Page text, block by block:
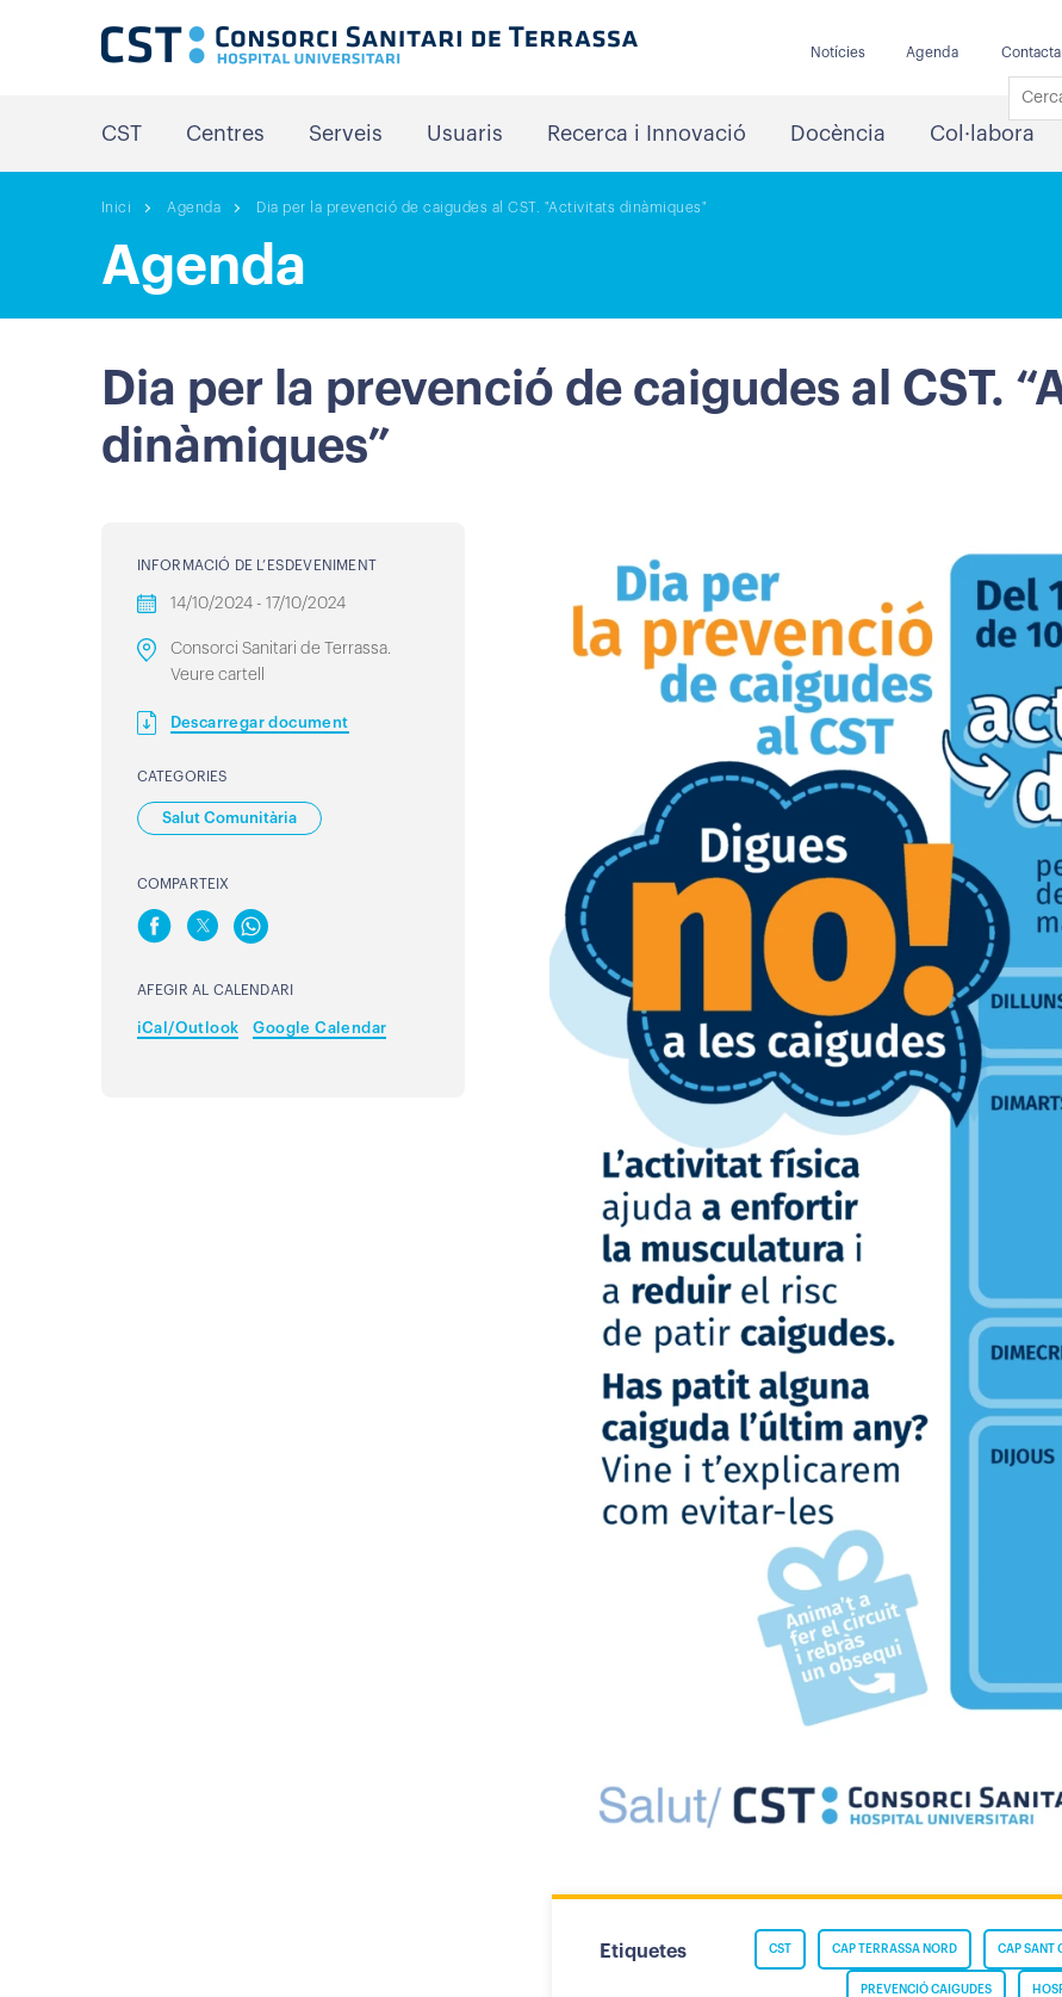
Notícies Agenda
CST Centres Serveis Usuaris Recerca i Innovació Docència Col·labora
Inici Agenda Dia per la prevenció de caigudes al CST. "Activitats dinàmiques"
Agenda
Dia per la prevenció de caigudes al CST.
dinàmiques”
INFORMACIÓ DE L’ESDEVENIMENT
14/10/2024 - 17/10/2024
Consorci Sanitari de Terrassa.
Veure cartell
Descarregar document
CATEGORIES
Salut Comunitària
COMPARTEIX
AFEGIR AL CALENDARI
iCal/Outlook Google Calendar
Etiquetes CAP SANT
CAP TERRASSA NORD
CST
PREVENCIÓ CAIGUDES